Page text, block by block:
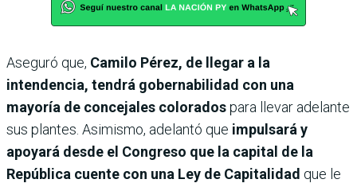
Aseguró que, Camilo Pérez, de llegar a la
intendencia, tendrá gobernabilidad con una
mayoría de concejales coloradospara llevar adelante
sus plantes. Asimismo, adelantó que impulsará y
apoyará desde el Congreso que la capital de la
República cuente con una Ley de Capitalidad que le